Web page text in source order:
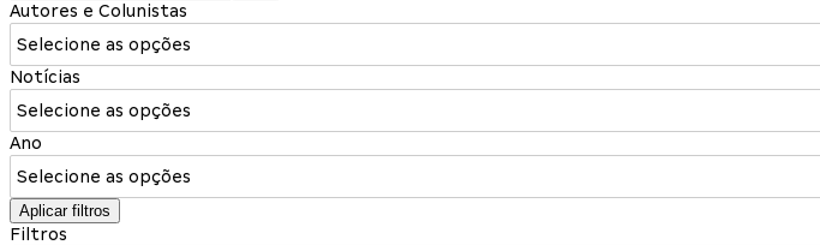
Autores e Colunistas
Selecione as opções
Notícias
Selecione as opções
Ano
Selecione as opções
Aplicar filtros
Filtros